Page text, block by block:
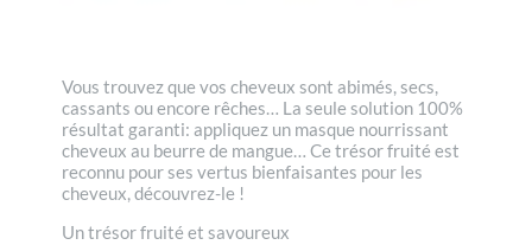
Vous trouvez que vos cheveux sont abimés, secs,
cassants ou encore rêches… La seule solution 100%
résultat garanti: appliquez un masque nourrissant
cheveux au beurre de mangue… Ce trésor fruité est
reconnu pour ses vertus bienfaisantes pour les
cheveux, découvrez-le !
Un trésor fruité et savoureux